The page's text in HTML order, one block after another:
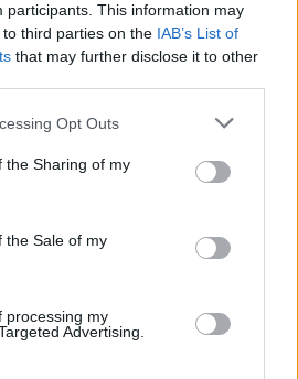
participants. This information may
third parties on the IAB’s List of
that may further disclose it to other
Opt Outs
the Sharing of my
the Sale of my
processing my
Advertising.